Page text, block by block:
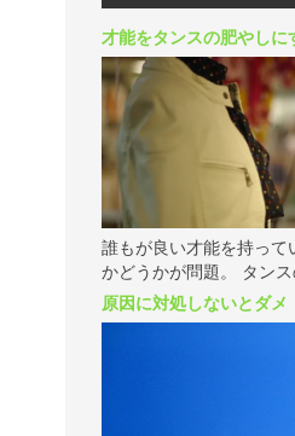
才能をタンスの肥やしに
誰もが良い才能を持って
かどうかが問題。 タンス
原因に対処しないとダメ